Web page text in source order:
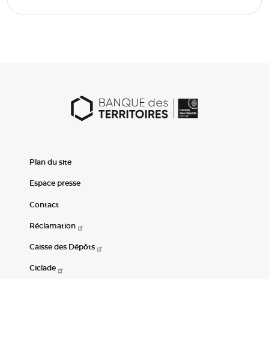
Plan du site
Espace presse
Contact
Réclamation
Caisse des Dépôts
Ciclade